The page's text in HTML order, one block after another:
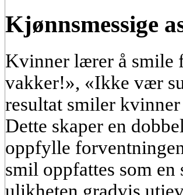
Kjønnsmessige
Kvinner lærer å smile
vakker!», «Ikke vær
resultat smiler
Dette skaper en
oppfylle
smil oppfattes som